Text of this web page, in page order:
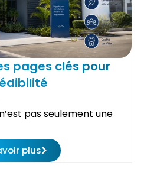
pages clés pour
pas seulement une
plus